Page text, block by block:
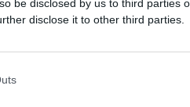
be disclosed by us to third parties
disclose it to other third parties.